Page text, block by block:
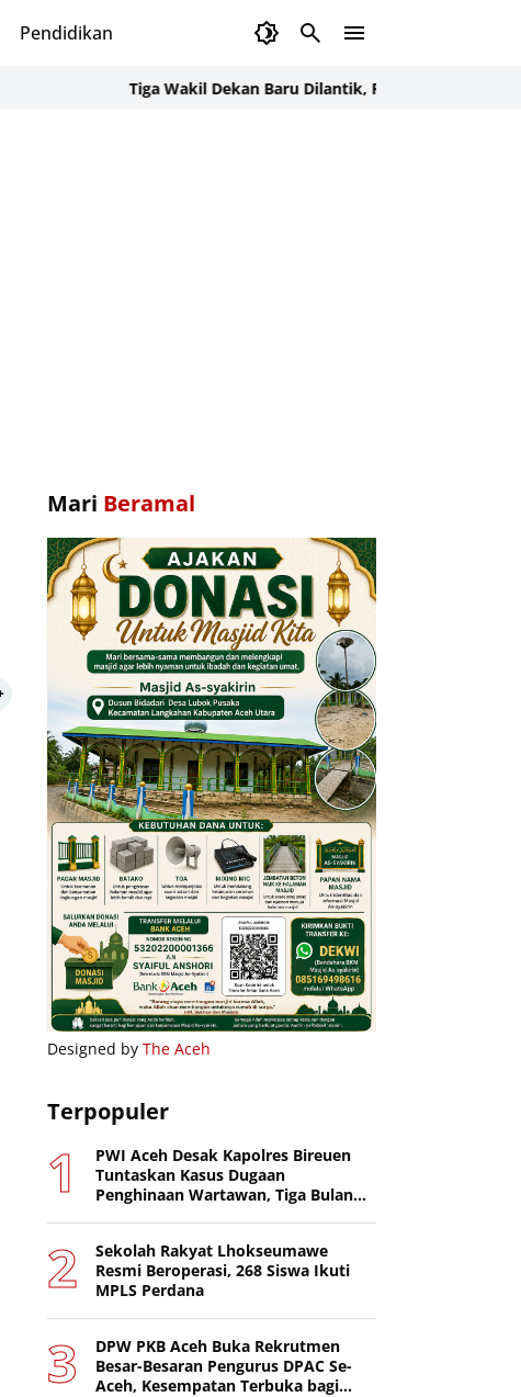
Pendidikan
Tiga Wakil Dekan Baru Dilantik, FKG USK Kejar Target
Mari Beramal
Designed by The Aceh
Terpopuler
PWI Aceh Desak Kapolres Bireuen
Tuntaskan Kasus Dugaan
Penghinaan Wartawan, Tiga Bulan
Sekolah Rakyat Lhokseumawe
Resmi Beroperasi, 268 Siswa Ikuti
MPLS Perdana
DPW PKB Aceh Buka Rekrutmen
Besar-Besaran Pengurus DPAC Se-
Aceh, Kesempatan Terbuka bagi